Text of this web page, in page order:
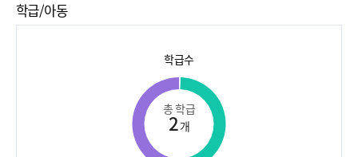
학급/아동
학급수
총 학급
2개